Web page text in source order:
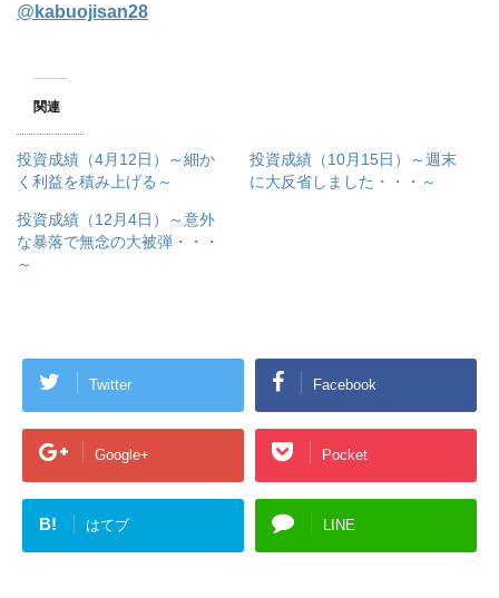
@ kabuojisan28
関連
投資成績（4月12日）～細か
く利益を積み上げる～
投資成績（10月15日）～週末
に大反省しました・・・～
投資成績（12月4日）～意外
な暴落で無念の大被弾・・・
～
Twitter Facebook
Google+ Pocket
B! はてブ LINE